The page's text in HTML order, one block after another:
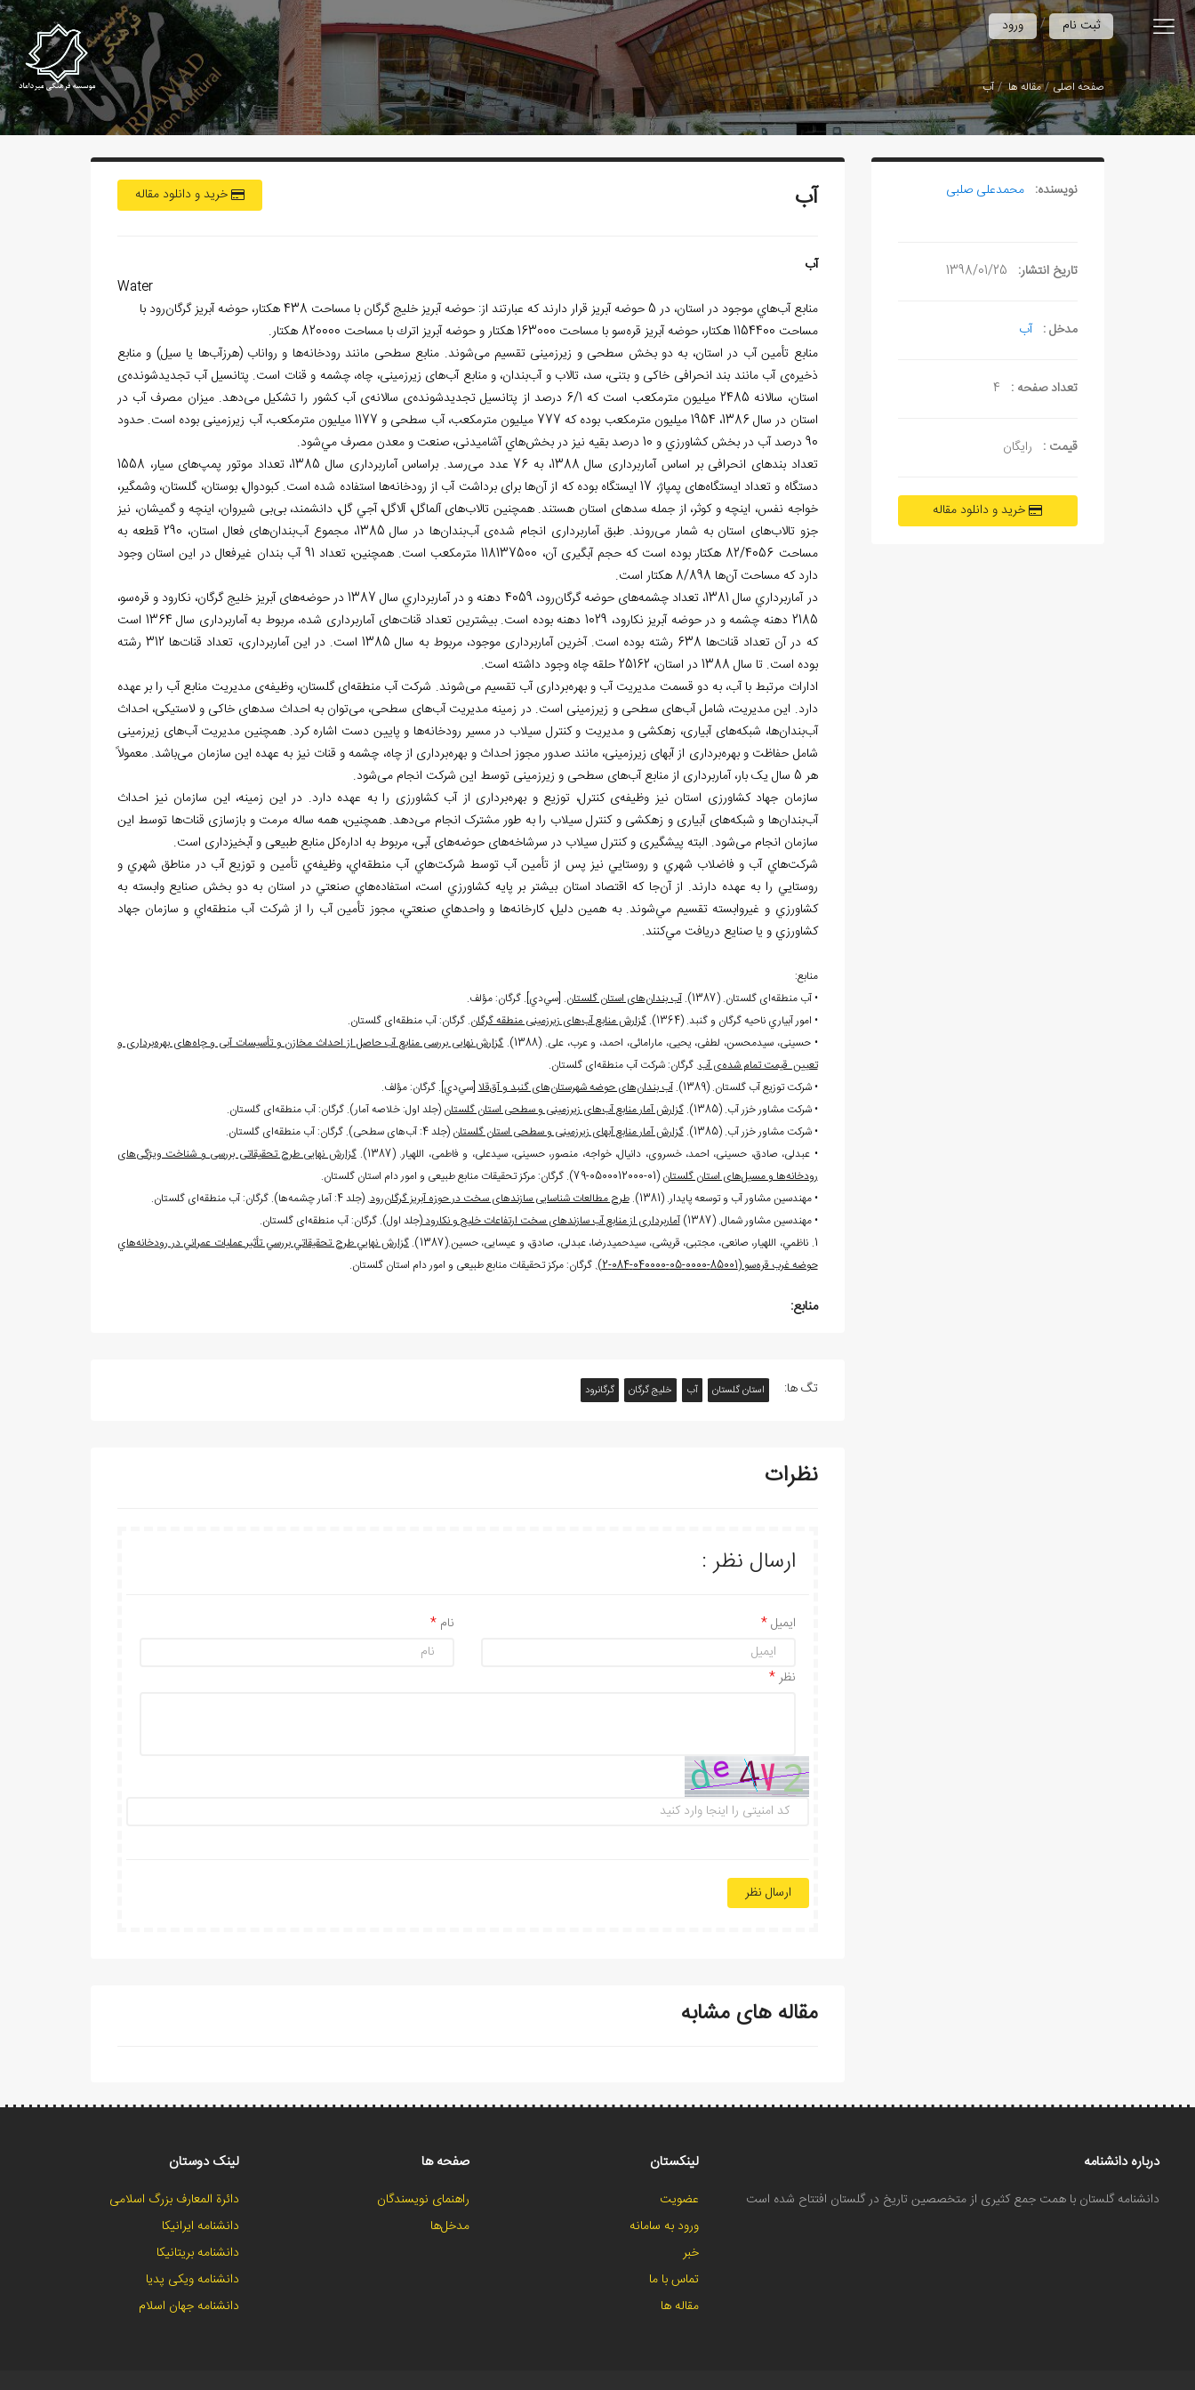
ورود / ثبت نام
صفحه اصلی مقاله ها آب
نویسنده: محمدعلی صلبی
تاریخ انتشار: 1398/01/25
مدخل : آب
تعداد صفحه : 4
قیمت : رایگان
خرید و دانلود مقاله
خرید و دانلود مقاله آب
آب
Water
منابع آب‌‏هاي موجود در استان، در 5 حوضه آبریز قرار دارند که عبارتند از: حوضه آبريز خليج گرگان با مساحت 438 هکتار، حوضه آبريز گرگان
رود با
مساحت 1154400 هکتار، حوضه آبريز قره
­سو با مساحت 163000 هکتار و حوضه آبريز اترك با مساحت 820000 هکتار.
منابع تأمین آب در استان، به دو بخش سطحی و زیرزمینی تقسیم میشوند. منابع سطحی مانند رودخانهها و رواناب (هرزآبها یا سیل) و منابع
ذخیره‏‌ی آب مانند بند انحرافی خاکی و بتنی، سد، تالاب و آببندان، و منابع آبهای زیرزمینی، چاه، چشمه و قنات است. پتانسیل آب تجدیدشونده‌‏ی
استان، سالانه 2485 میلیون مترمکعب است که 6/1 درصد از پتانسیل تجدیدشونده‌‏ی سالانه‏‌ی آب کشور را تشکیل می
دهد. میزان مصرف آب در
استان در سال 1386، 1954 میلیون مترمکعب بوده که 777 میلیون مترمکعب، آب سطحی و 1177 میلیون مترمکعب، آب زیرزمینی بوده است. حدود
90 درصد آب در بخش کشاورزي و 10 درصد بقيه نیز در بخش­
هاي آشامیدنی، صنعت و معدن مصرف مي­شود.
تعداد بندهای انحرافی بر اساس آماربرداری سال 1388، به 76 عدد می
رسد. براساس آماربرداری سال 1385، تعداد موتور پمپ
های سیار، 1558
دستگاه و تعداد ایستگاه‏‌های پمپاژ، 17 ایستگاه بوده که از آن
ها برای برداشت آب از رودخانهها استفاده شده است. کبودوال، بوستان، گلستان، وشمگیر،
خواجه نفس، اینچه و کوثر، از جمله سدهای استان هستند. همچنین تالابهای آلماگل، آلاگل، آجي گل، دانشمند، بیبی شیروان، اینچه و گمیشان، نیز
جزو تالابهای استان به شمار می‏‌روند. طبق آماربرداری انجام شدهی آببندانها در سال 1385، مجموع آب بندان
های فعال استان، 290 قطعه به
مساحت 82/4056 هكتار بوده است که حجم آبگیری آن، 118137500 مترمکعب است. همچنین، تعداد 91 آب بندان غیرفعال در این استان وجود
دارد که مساحت آنها 8/898 هکتار است.
در آماربرداري سال 1381، تعداد چشمه
های حوضه گرگانرود، 4059 دهنه و در آماربرداري سال 1387 در حوضه های آبریز خلیج گرگان، نکارود و قرهسو،
2185 دهنه چشمه و در حوضه آبریز نکارود، 1029 دهنه بوده است. بیشترین تعداد قنات
های آماربرداری شده، مربوط به آماربرداری سال 1364 است
که در آن تعداد قناتها 638 رشته بوده است. آخرین آماربرداری موجود، مربوط به سال 1385 است. در این آماربرداری، تعداد قنات
ها 312 رشته
بوده است. تا سال 1388 در استان، 25162 حلقه چاه وجود داشته است.
ادارات مرتبط با آب، به دو قسمت مدیریت آب و بهره‌‏برداری آب تقسیم میشوند. شرکت آب منطقهای گلستان، وظیفه‌‏ی مدیریت منابع آب را بر عهده
دارد. این مدیریت، شامل آبهای سطحی و زیرزمینی است. در زمینه مدیریت آبهای سطحی، میتوان به احداث سدهای خاکی و لاستیکی، احداث
آببندانها، شبکههای آبیاری، زهکشی و مدیریت و کنترل سیلاب در مسیر رودخانهها و پایین دست اشاره کرد. همچنین مدیریت آبهای زیرزمینی
شامل حفاظت و بهرهبرداری از آب‏های زیرزمینی، مانند صدور مجوز احداث و بهرهبرداری از چاه، چشمه و قنات نیز به عهده این سازمان می‌‏باشد. معمولاً
هر 5 سال یک بار، آماربرداری از منابع آب
های سطحی و زیرزمینی توسط این شرکت انجام می‏‌شود.
سازمان جهاد کشاورزی استان نیز وظیفه‏‌ی کنترل، توزیع و بهرهبرداری از آب کشاورزی را به عهده دارد. در این زمینه، این سازمان نیز احداث
آببندانها و شبکههای آبیاری و زهکشی و کنترل سیلاب را به طور مشترک انجام میدهد. همچنین، همه ساله مرمت و بازسازی قناتها توسط این
سازمان انجام میشود. البته پیشگیری و کنترل سیلاب در سرشاخههای حوضههای آبی، مربوط به ادارهکل منابع طبیعی و آبخیزداری است.
شرکتهاي آب و فاضلاب شهري و روستايي نيز پس از تأمين آب توسط شرکتهاي آب منطقهاي، وظيفهي تأمين و توزيع آب در مناطق شهري و
روستايي را به عهده دارند. از آنجا که اقتصاد استان بيشتر بر پايه کشاورزي است، استفاده‏‌هاي صنعتي در استان به دو بخش صنايع وابسته به
کشاورزي و غيروابسته تقسيم مي‏‌شوند. به همين دليل، کارخانهها و واحدهاي صنعتي، مجوز تأمين آب را از شرکت آب منطقه‏‌اي و سازمان جهاد
کشاورزي و يا صنايع دريافت مي‏‌کنند.
منابع:
• آب منطقه‌‏ای گلستان. (1387).
آب بندان‏‌های استان گلستان. [سيدي]. گرگان: مؤلف.
• امور آبياري ناحيه گرگان و گنبد. (1364).
گزارش منابع آبهای زیرزمینی منطقه گرگان. گرگان: آب منطقه‏‌ای گلستان.
• حسینی، سیدمحسن، لطفی، یحیی، مارامائی، احمد، و عرب، علی. (1388).
گزارش نهایی بررسی منابع آب حاصل از احداث مخازن و تأسیسات آبی و چاههای بهرهبرداری و
تعیین قیمت تمام شده‏‌ی آب. گرگان: شرکت آب منطقه‏‌ای گلستان.
• شركت توزيع آب گلستان. (1389).
آب بندان‏‌های حوضه شهرستان‏‌های گنبد و آققلا[سيدي]. گرگان: مؤلف.
• شرکت مشاور خزر آب. (1385).
گزارش آمار منابع آبهای زیرزمینی و سطحی استان گلستان (جلد اول: خلاصه آمار). گرگان: آب منطقه‌‏ای گلستان.
• شرکت مشاور خزر آب. (1385).
گزارش آمار منابع آب‏های زیرزمینی و سطحی استان گلستان (جلد 4: آب‏‌های سطحی). گرگان: آب منطقه‌‏ای گلستان.
• عبدلی، صادق، حسینی، احمد، خسروی، دانیال، خواجه، منصور، حسینی، سیدعلی، و فاطمی، اللهیار. (1387).
گزارش نهایی طرح تحقیقاتی بررسی و شناخت ویژگیهای
رودخانهها و مسیلهای استان گلستان (01-0500012000-79). گرگان: مرکز تحقیقات منابع طبیعی و امور دام استان گلستان.
• مهندسین مشاور آب و توسعه پایدار. (1381).
طرح مطالعات شناسایی سازندهای سخت در حوزه آبریز گرگان‏‌رود. (جلد 4: آمار چشمه
ها). گرگان: آب منطقه‏‌ای گلستان.
• مهندسین مشاور شمال. (1387)
آماربرداری از منابع آب سازندهای سخت ارتفاعات خلیج و نکارود(جلد اول). گرگان: آب منطقهای گلستان.
1. ناظمي، اللهيار، صانعی، مجتبی، قریشی، سیدحمیدرضا، عبدلی، صادق، و عیسایی، حسین.(1387).
گزارش نهايي طرح تحقيقاتي بررسي تأثير عمليات عمراني در رودخانههاي
حوضه غرب قره‌‏سو (85001-0000-05-040000-084-2)
. گرگان: مرکز تحقیقات منابع طبیعی و امور دام استان گلستان.
منابع:
تگ ها: استان گلستان آب خليج گرگان گرگان‎رود
نظرات
ارسال نظر :
نام ایمیل
نظر
ارسال نظر
مقاله های مشابه
درباره دانشنامه
دانشنامه گلستان با همت جمع کثیری از متخصصین تاریخ در گلستان افتتاح شده است
لینکستان
عضویت
ورود به سامانه
خبر
تماس با ما
مقاله ها
صفحه ها
راهنمای نویسندگان
مدخل‌ها
لینک دوستان
دائرة المعارف بزرگ اسلامی
دانشنامه ایرانیکا
دانشنامه بریتانیکا
دانشنامه ویکی پدیا
دانشنامه جهان اسلام